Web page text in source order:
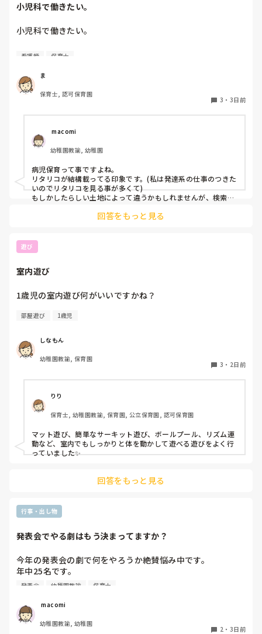
小児科で働きたい。
小児科で働きたい。
今は保育園勤務ですが、
本当は小児科で保育士として
働きたいです。
しかし、地方なのかそのような求人が
ほぼなく、ホームページなどもチェック
していますが見つかりません😭
もともと、看護師を目指していたのもあって、、
もちろん医療的なことができないのは
わかっていますが💦
看護師 保育士
ま
保育士, 認可保育園
3 ・ 3日前
macomi
幼稚園教諭, 幼稚園
病児保育って事ですよね。
リタリコが結構載ってる印象です。(私は発達系の仕事のつきた
いのでリタリコを見る事が多くて)
もしかしたらしい土地によって違うかもしれませんが、検索し
回答をもっと見る
遊び
室内遊び
1歳児の室内遊び何がいいですかね？
部屋遊び 1歳児
しなもん
幼稚園教諭, 保育園
3 ・ 2日前
りり
保育士, 幼稚園教諭, 保育園, 公立保育園, 認可保育園
マット遊び、簡単なサーキット遊び、ボールプール、リズム運
動など、室内でもしっかりと体を動かして遊べる遊びをよく行
っていました✨
回答をもっと見る
行事・出し物
発表会でやる劇はもう決まってますか？
今年の発表会の劇で何をやろうか絶賛悩み中です。
年中25名です。
過去に「これは子どもたちも楽しんで大成功だった！」「観
ひ教えてほしいです！
発表会 幼稚園教諭 保育士
macomi
幼稚園教諭, 幼稚園
2 ・ 3日前